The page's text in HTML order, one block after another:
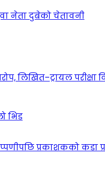
नेता दुबेको चेतावनी
लिखित–ट्रायल परीक्षा
भिड
प्रकाशकको कडा